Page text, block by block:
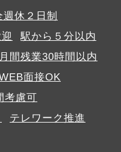
週休２日制
駅から５分以内
月間残業30時間以内
面接OK
考慮可
テレワーク推進